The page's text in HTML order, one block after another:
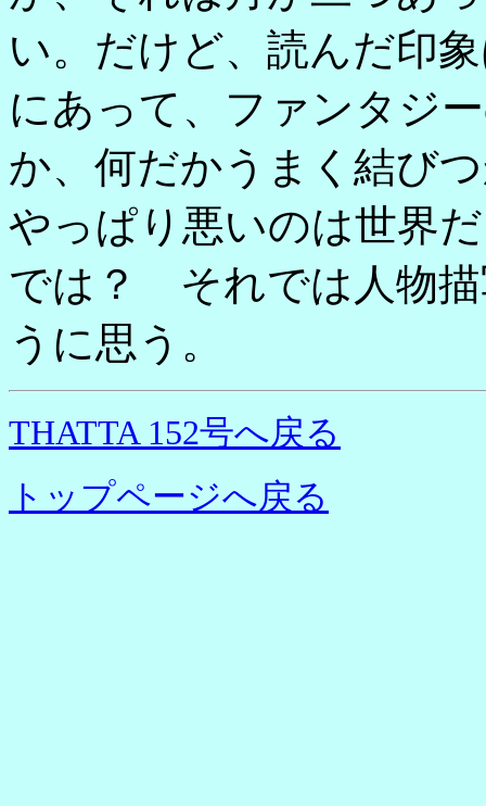
い。だけど、読んだ印
にあって、ファンタジ
か、何だかうまく結び
やっぱり悪いのは世界
では？ それでは人物描
うに思う。
THATTA 152号へ戻る
トップページへ戻る